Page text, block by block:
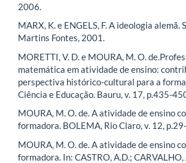
2006.
MARX, K. e ENGELS, F. A ideologia alemã.
Martins Fontes, 2001.
MORETTI, V. D. e MOURA, M. O.
matemática em atividade de ensino:
perspectiva histórico-cultural para a
Ciência e Educação. Bauru, v. 17, p.435-
MOURA, M. O. de. A atividade de ensino
formadora. BOLEMA, Rio Claro, v. 12,
MOURA, M. O. de. A atividade de ensino
formadora. In: CASTRO, A.D.; CARVALHO,